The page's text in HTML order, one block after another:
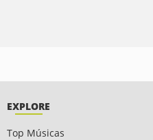
EXPLORE
Top Músicas